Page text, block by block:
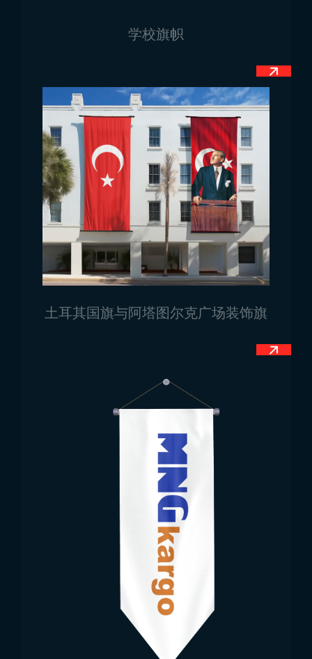
许使用。同时，黑色等边三角形必须置于逝者的头部。
打开，国旗被取下。除此之外，国旗还用于官方仪式和
阅兵、军事区域和表演、医疗和教育机构、大型广场、
市中心的各类商店外部和内部。
如需获取所有
国家国旗型号及其他需求，请联系
Trend Bayrak。
使用Google地图访问我们！
学校旗帜
土耳其国旗与阿塔图尔克广场装饰旗